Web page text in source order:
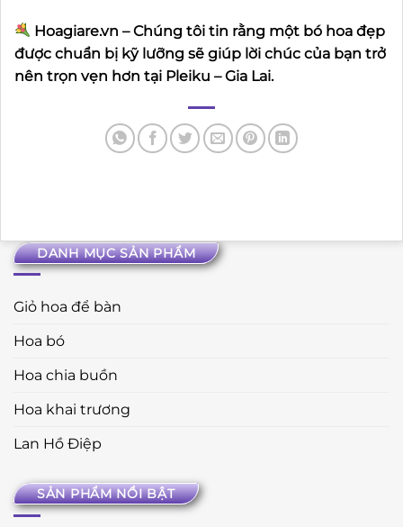
DANH MỤC SẢN PHẨM
Giỏ hoa để bàn
Hoa bó
Hoa chia buồn
Hoa khai trương
Lan Hồ Điệp
SẢN PHẨM NỔI BẬT
Hoagiare.vn – Chúng tôi tin rằng một bó hoa đẹp
được chuẩn bị kỹ lưỡng sẽ giúp lời chúc của bạn trở
nên trọn vẹn hơn tại Pleiku – Gia Lai.